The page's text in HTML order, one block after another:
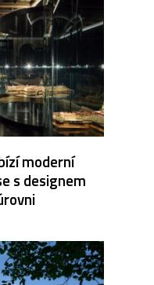
moderní
s designem